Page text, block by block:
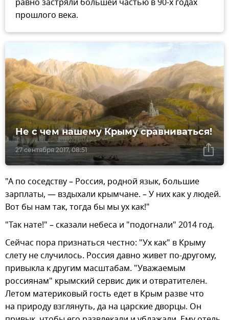
прошлого века.
27 сентября 2017, 08:51
Не с чем нашему Крыму сравниваться!
"А по соседству – Россия, родной язык, большие
зарплаты, — вздыхали крымчане. – У них как у людей.
Вот бы нам так, тогда бы мы ух как!"
"Так нате!" – сказали небеса и "подогнали" 2014 год.
Сейчас пора признаться честно: "Ух как" в Крыму
слету не случилось. Россия давно живет по-другому,
привыкла к другим масштабам. "Уважаемым
россиянам" крымский сервис дик и отвратителен.
Летом материковый гость едет в Крым разве что
на природу взглянуть, да на царские дворцы. Он